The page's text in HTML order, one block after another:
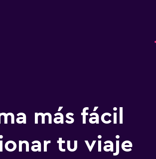
más fácil
tu viaje